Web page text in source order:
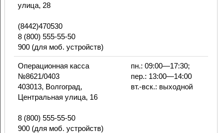
улица, 28
(8442)470530
8 (800) 555-55-50
900 (для моб. устройств)
Операционная касса
№8621/0403
403013, Волгоград,
Центральная улица, 16
8 (800) 555-55-50
900 (для моб. устройств)
пн.: 09:00—17:30;
пер.: 13:00—14:00
вт.-вск.: выходной